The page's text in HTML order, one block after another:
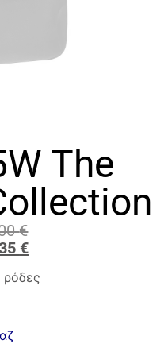
The
€
€